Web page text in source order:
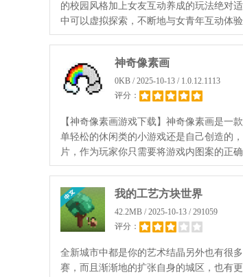
的校园风格加上女友互动养成的玩法绝对
中可以虚拟探索，不断地与女青年互动体
生，每一名女主角都可以参与其中，忍受
神奇像素画
0KB / 2025-10-13 / 1.0.12.1113
评分：
【神奇像素画游戏下载】神奇像素画是一
单轻松的休闲类的小游戏还是自己创造的
片，作为玩家你只需要将游戏内图案的正
以，你能够按照自己的操作方式进行使用
我的工艺方块世界
42.2MB / 2025-10-13 / 291059
评分：
全新城市中都是你的艺术结晶另外也有很
赛，而且渐渐地的扩张自身的城区，也有